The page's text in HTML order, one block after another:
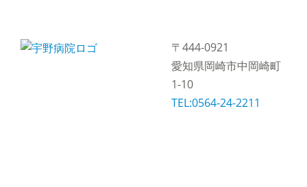
〒444-0921
愛知県岡崎市中岡崎町
1-10
TEL:0564-24-2211